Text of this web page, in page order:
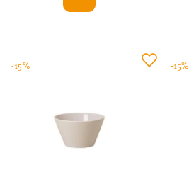
-15% -15%